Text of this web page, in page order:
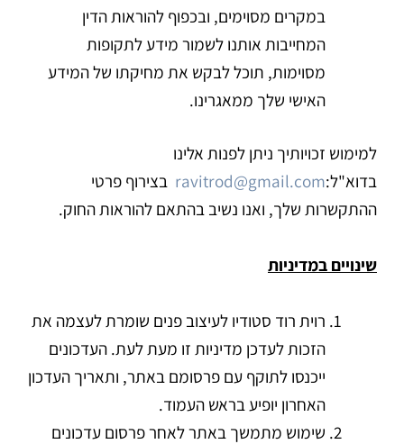
במקרים מסוימים, ובכפוף להוראות הדין
המחייבות אותנו לשמור מידע לתקופות
מסוימות, תוכל לבקש את מחיקתו של המידע
האישי שלך ממאגרינו.
למימוש זכויותיך ניתן לפנות אלינו
בדוא"ל:ravitrod@gmail.com בצירוף פרטי
ההתקשרות שלך, ואנו נשיב בהתאם להוראות החוק.
שינויים במדיניות
רוית רוד סטודיו לעיצוב פנים שומרת לעצמה את
הזכות לעדכן מדיניות זו מעת לעת. העדכונים
ייכנסו לתוקף עם פרסומם באתר, ותאריך העדכון
האחרון יופיע בראש העמוד.
שימוש מתמשך באתר לאחר פרסום עדכונים